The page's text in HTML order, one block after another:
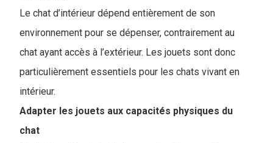
Le chat d’intérieur dépend entièrement de son
environnement pour se dépenser, contrairement au
chat ayant accès à l’extérieur. Les jouets sont donc
particulièrement essentiels pour les chats vivant en
intérieur.
Adapter les jouets aux capacités physiques du
chat